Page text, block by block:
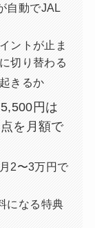
自動でJAL
ントが止ま
切り替わる
きるか
円は
を月額で
2〜3万円で
になる特典